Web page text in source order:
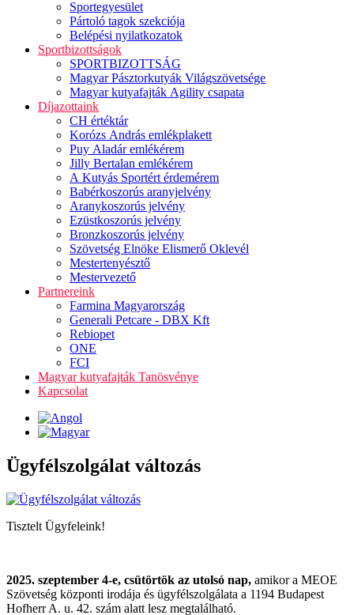
Sportegyesület
Pártoló tagok szekciója
Belépési nyilatkozatok
Sportbizottságok
SPORTBIZOTTSÁG
Magyar Pásztorkutyák Világszövetsége
Magyar kutyafajták Agility csapata
Díjazottaink
CH értéktár
Korózs András emlékplakett
Puy Aladár emlékérem
Jilly Bertalan emlékérem
A Kutyás Sportért érdemérem
Babérkoszorús aranyjelvény
Aranykoszorús jelvény
Ezüstkoszorús jelvény
Bronzkoszorús jelvény
Szövetség Elnöke Elismerő Oklevél
Mestertenyésztő
Mestervezető
Partnereink
Farmina Magyarország
Generali Petcare - DBX Kft
Rebiopet
ONE
FCI
Magyar kutyafajták Tanösvénye
Kapcsolat
Ügyfélszolgálat változás
Tisztelt Ügyfeleink!
2025. szeptember 4-e, csütörtök az utolsó nap, amikor a MEOE
Szövetség központi irodája és ügyfélszolgálata a 1194 Budapest
Hofherr A. u. 42. szám alatt lesz megtalálható.